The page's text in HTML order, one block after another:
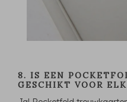
8. IS EEN
GESCHIKT VOOR